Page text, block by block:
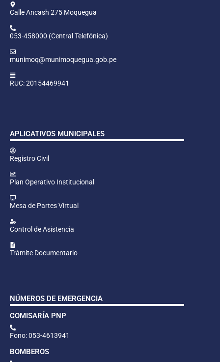
Calle Ancash 275 Moquegua
053-458000 (Central Telefónica)
munimoq@munimoquegua.gob.pe
RUC: 20154469941
APLICATIVOS MUNICIPALES
Registro Civil
Plan Operativo Institucional
Mesa de Partes Virtual
Control de Asistencia
Trámite Documentario
NÚMEROS DE EMERGENCIA
COMISARÍA PNP
Fono: 053-4613941
BOMBEROS